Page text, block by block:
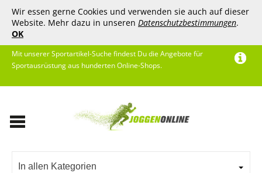
Wir essen gerne Cookies und verwenden sie auch auf dieser
Website. Mehr dazu in unseren Datenschutzbestimmungen.
OK
Mit unserer Sportartikel-Suche findest Du die Angebote für
Sportausrüstung aus hunderten Online-Shops.
In allen Kategorien